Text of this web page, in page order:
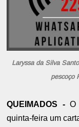
Laryssa da Silva
pescoço
QUEIMADOS - O
quinta-feira um